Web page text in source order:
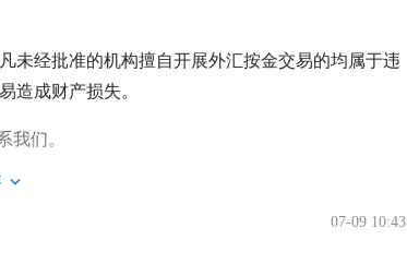
未经批准的机构擅自开展外汇按金交易的均属于违
造成财产损失。
我们。
07-09 10:43